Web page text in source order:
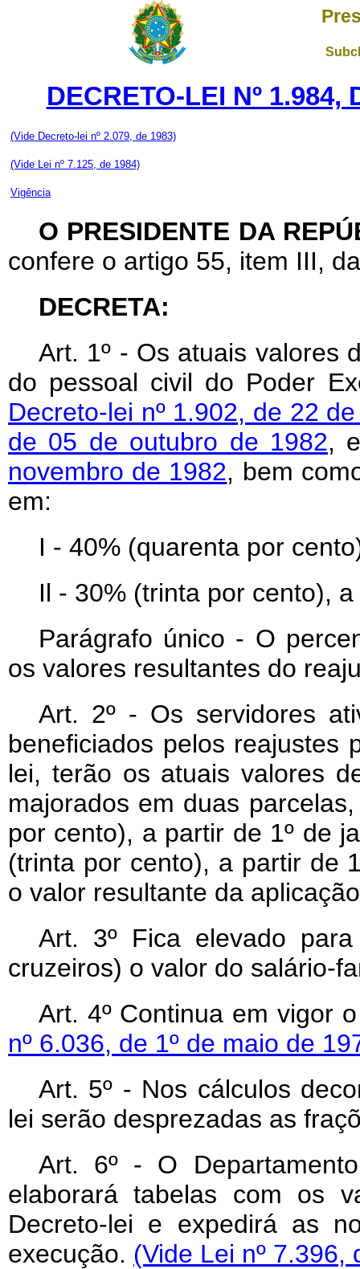
DECRETO-LEI Nº 1.984,
(Vide Decreto-lei nº 2.079, de 1983)
(Vide Lei nº 7.125, de 1984)
Vigência
O PRESIDENTE DA
confere o artigo 55, item III,
DECRETA:
Art. 1º - Os atuais valores
do pessoal civil do Poder
Decreto-lei nº 1.902, de 22
de 05 de outubro de 1982,
novembro de 1982, bem
em:
I - 40% (quarenta por
Il - 30% (trinta por cento),
Parágrafo único - O
os valores resultantes do
Art. 2º - Os servidores
beneficiados pelos reajustes
lei, terão os atuais valores
majorados em duas
por cento), a partir de 1º de
(trinta por cento), a partir de
o valor resultante da
Art. 3º Fica elevado
cruzeiros) o valor do salário-
Art. 4º Continua em vigor
nº 6.036, de 1º de maio de
Art. 5º - Nos cálculos
lei serão desprezadas as
Art. 6º - O
elaborará tabelas com os
Decreto-lei e expedirá as
execução. (Vide Lei nº 7.396,